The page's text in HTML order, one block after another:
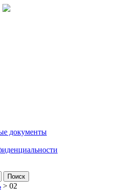
документы
> 02